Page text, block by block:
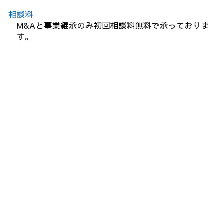
相談料
M&Aと事業継承のみ初回相談料無料で承っておりま
す。